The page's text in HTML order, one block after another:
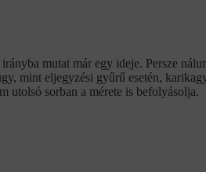
mutat már egy ideje. Persze
mint eljegyzési gyűrű esetén,
utolsó sorban a mérete is befolyásolja.